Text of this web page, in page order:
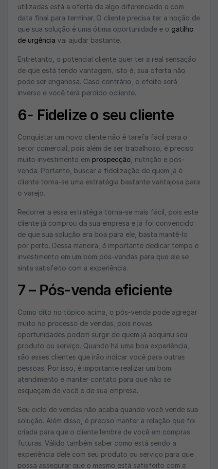
utilizadas está a oferta de algo diferenciado e com
data final para terminar. O cliente precisa ter a noção de
que sua solução é uma ótima oportunidade e o gatilho
de urgência vai ajudar bastante.
Entretanto, o potencial cliente quer ter a real sensação
de que está tendo vantagem, isto é, sua oferta não
pode ser enganosa. Caso contrário, o efeito será
inverso e você terá perdido ocliente.
6- Fidelize o seu cliente
Conquistar um novo cliente não é tarefa fácil para o
setor comercial, pois além de ser trabalhoso, é preciso
muito investimento em prospecção , nutrição e pós-
venda. Portanto, buscar a fidelização de quem já é
cliente torna-se uma estratégia bastante vantajosa para
o varejo.
Recorrer a essa estratégia torna-se mais fácil, pois este
cliente já comprou da sua empresa e já foi convencido
de que sua solução era boa para ele, basta mantê-lo
por perto. Dessa maneira, é importante dedicar tempo e
investimento em um bom pós-vendas para que ele se
sinta satisfeito com a experiência.
7 – Pós-venda eficiente
Como dito no tópico acima, o pós-venda pode agregar
muito no processo de vendas, pois novas
oportunidades podem surgir de quem já adquiriu seu
produto ou serviço. Quando há uma boa experiência,
são esses clientes que irão indicar você para outras
pessoas. Por isso, é importante realizar um bom
atendimento e manter contato para que não se
esqueçam de você e de sua empresa.
Seu ciclo de vendas não acaba quando você vende sua
solução. Além disso, é preciso manter a relação que foi
criada para que o cliente lembre de você em compras
futuras. Válido também saber como está sendo a
experiência dele com seu produto ou serviço para que
possa assegurar que o mesmo está satisfeito com a